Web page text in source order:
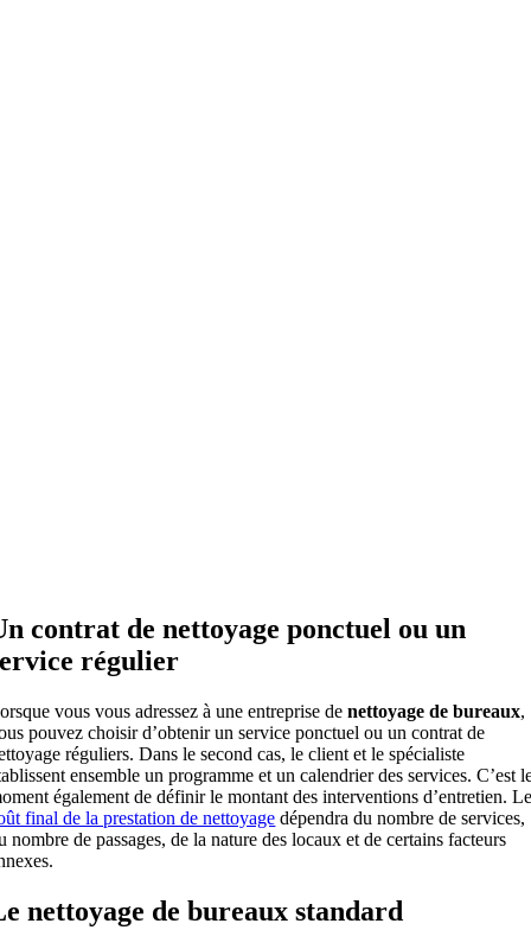
contrat de nettoyage ponctuel ou un
régulier
vous vous adressez à une entreprise denettoyage de bureaux,
pouvez choisir d’obtenir un service ponctuel ou un contrat de
réguliers. Dans le second cas, le client et le spécialiste
ensemble un programme et un calendrier des services. C’est
également de définir le montant des interventions d’entretien.
final de la prestation de nettoyage dépendra du nombre de services,
nombre de passages, de la nature des locaux et de certains facteurs
nettoyage de bureaux standard